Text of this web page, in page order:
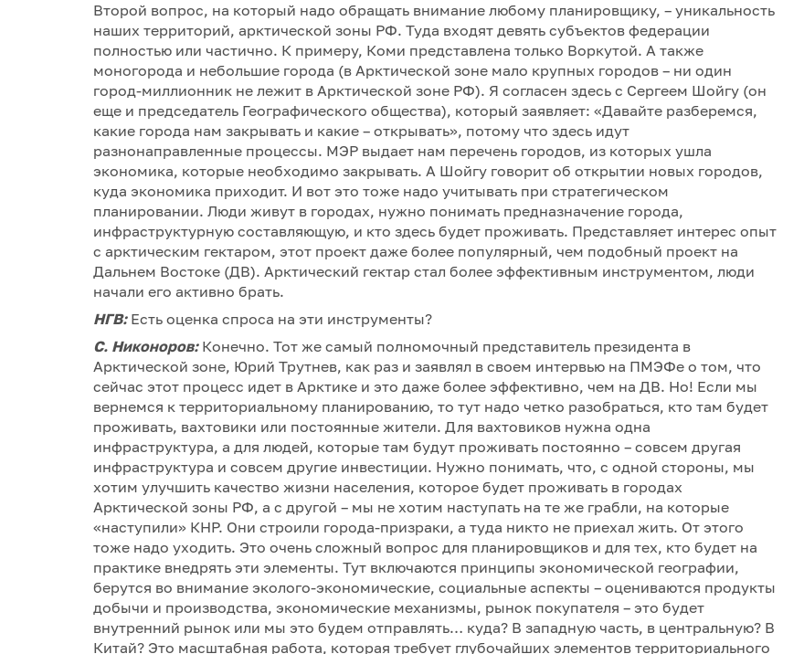
Второй вопрос, на который надо обращать внимание любому планировщику, – уникальность
наших территорий, арктической зоны РФ. Туда входят девять субъектов федерации
полностью или частично. К примеру, Коми представлена только Воркутой. А также
моногорода и небольшие города (в Арктической зоне мало крупных городов – ни один
город-миллионник не лежит в Арктической зоне РФ). Я согласен здесь с Сергеем Шойгу (он
еще и председатель Географического общества), который заявляет: «Давайте разберемся,
какие города нам закрывать и какие – открывать», потому что здесь идут
разнонаправленные процессы. МЭР выдает нам перечень городов, из которых ушла
экономика, которые необходимо закрывать. А Шойгу говорит об открытии новых городов,
куда экономика приходит. И вот это тоже надо учитывать при стратегическом
планировании. Люди живут в городах, нужно понимать предназначение города,
инфраструктурную составляющую, и кто здесь будет проживать. Представляет интерес опыт
с арктическим гектаром, этот проект даже более популярный, чем подобный проект на
Дальнем Востоке (ДВ). Арктический гектар стал более эффективным инструментом, люди
начали его активно брать.
НГВ:Есть оценка спроса на эти инструменты?
С. Никоноров:Конечно. Тот же самый полномочный представитель президента в
Арктической зоне, Юрий Трутнев, как раз и заявлял в своем интервью на ПМЭФе о том, что
сейчас этот процесс идет в Арктике и это даже более эффективно, чем на ДВ. Но! Если мы
вернемся к территориальному планированию, то тут надо четко разобраться, кто там будет
проживать, вахтовики или постоянные жители. Для вахтовиков нужна одна
инфраструктура, а для людей, которые там будут проживать постоянно – совсем другая
инфраструктура и совсем другие инвестиции. Нужно понимать, что, с одной стороны, мы
хотим улучшить качество жизни населения, которое будет проживать в городах
Арктической зоны РФ, а с другой – мы не хотим наступать на те же грабли, на которые
«наступили» КНР. Они строили города-призраки, а туда никто не приехал жить. От этого
тоже надо уходить. Это очень сложный вопрос для планировщиков и для тех, кто будет на
практике внедрять эти элементы. Тут включаются принципы экономической географии,
берутся во внимание эколого-экономические, социальные аспекты – оцениваются продукты
добычи и производства, экономические механизмы, рынок покупателя – это будет
внутренний рынок или мы это будем отправлять… куда? В западную часть, в центральную? В
Китай? Это масштабная работа, которая требует глубочайших элементов территориального